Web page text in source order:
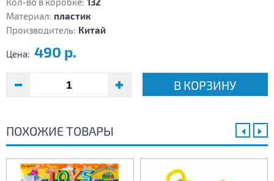
Материал: пластик
Производитель: Китай
Цена: 490 р.
В КОРЗИНУ
ПОХОЖИЕ ТОВАРЫ